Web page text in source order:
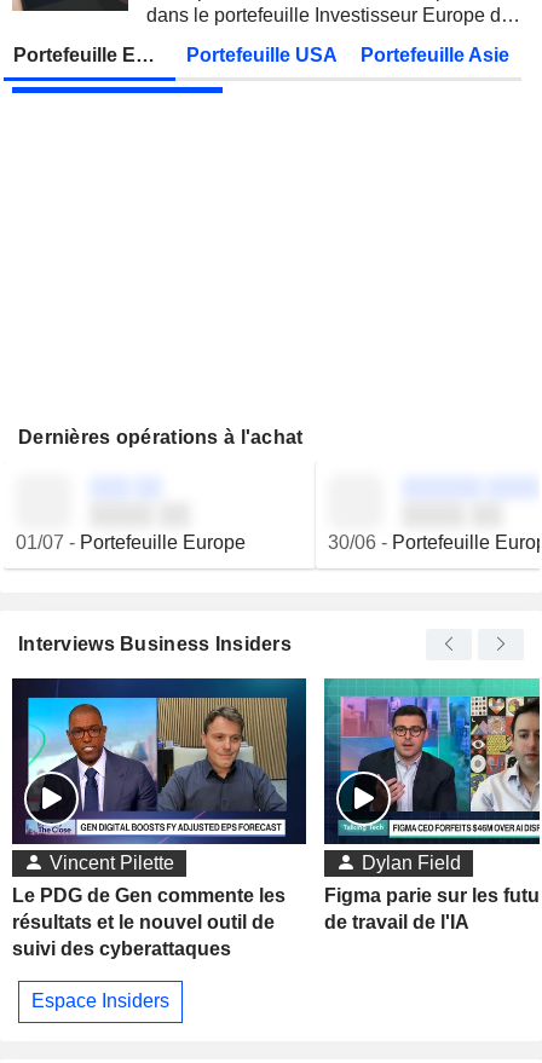
AMRIZE AG Publication des résultats - Q2 2026
JBS N.V. Publication des résultats - Q2 2026
dans le portefeuille Investisseur Europe de
Portefeuille Europe Portefeuille USA Portefeuille Asie
Dernières opérations à l'achat
01/07 - Portefeuille Europe 30/06- Portefeuille
Interviews Business Insiders
Vincent Pilette
Le PDG de Gen commente les
résultats et le nouvel outil de
suivi des cyberattaques
Dylan Field
Figma parie sur les
de travail de l'IA
Espace Insiders